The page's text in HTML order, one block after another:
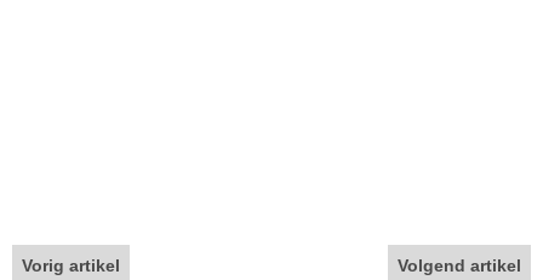
Vorig artikel Volgend artikel